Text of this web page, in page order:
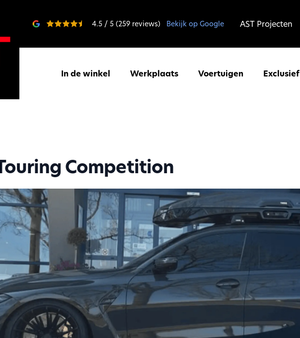
4.5 / 5 (259 reviews) Bekijk op Google AST Projecten
In de winkel Werkplaats Voertuigen Exclusief
Competition